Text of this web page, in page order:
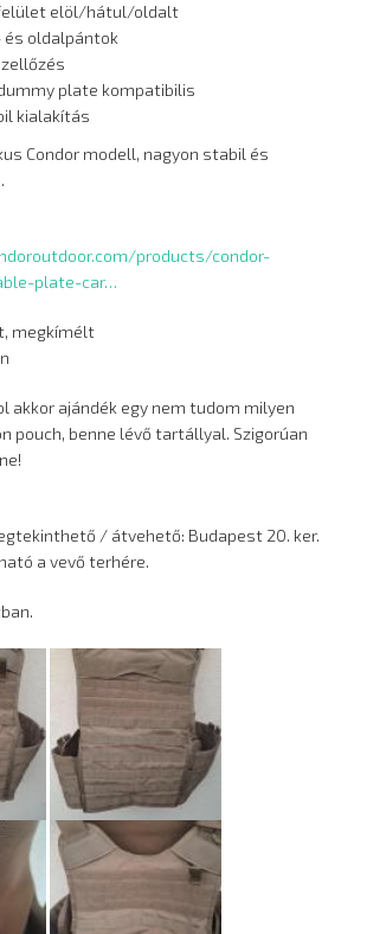
felület elöl/hátul/oldalt
oldalpántok
plate kompatibilis
kialakítás
Condor modell, nagyon stabil és
products/condor-
plate-car…
megkímélt
akkor ajándék egy nem tudom milyen
pouch, benne lévő tartállyal. Szigorúan
/ átvehető: Budapest 20. ker.
a vevő terhére.